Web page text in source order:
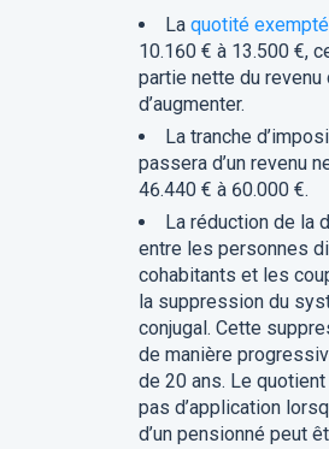
La quotité
10.160 € à 13.500 €,
partie nette du
d’augmenter.
La tranche
passera d’un revenu
46.440 € à 60.000 €.
La réduction de la
entre les personnes
cohabitants et les
la suppression du
conjugal. Cette
de manière
de 20 ans. Le
pas d’application
d’un pensionné peut